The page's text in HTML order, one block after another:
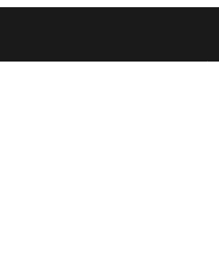
Help
RECEVEZ VOTRE DOSE